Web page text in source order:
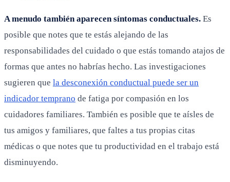
A menudo también aparecen síntomas conductuales. Es
posible que notes que te estás alejando de las
responsabilidades del cuidado o que estás tomando atajos de
formas que antes no habrías hecho. Las investigaciones
sugieren que la desconexión conductual puede ser un
indicador temprano de fatiga por compasión en los
cuidadores familiares. También es posible que te aísles de
tus amigos y familiares, que faltes a tus propias citas
médicas o que notes que tu productividad en el trabajo está
disminuyendo.